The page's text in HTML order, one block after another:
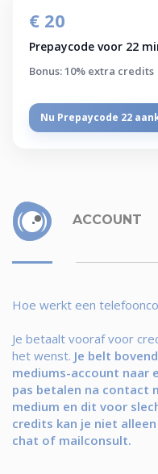
€ 20
Prepaycode voor 22
Bonus: 10% extra credits
Nu Prepaycode 22
ACCOUNT
Hoe werkt een
Je betaalt vooraf voor
het wenst. Je belt
mediums-account naar
pas betalen na contact
medium en dit voor
credits kan je niet
chat of mailconsult.